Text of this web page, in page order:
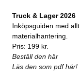
Truck & Lager 2026
Inköpsguiden med
materialhantering.
Pris: 199 kr.
Beställ den här
Läs den som pdf här!